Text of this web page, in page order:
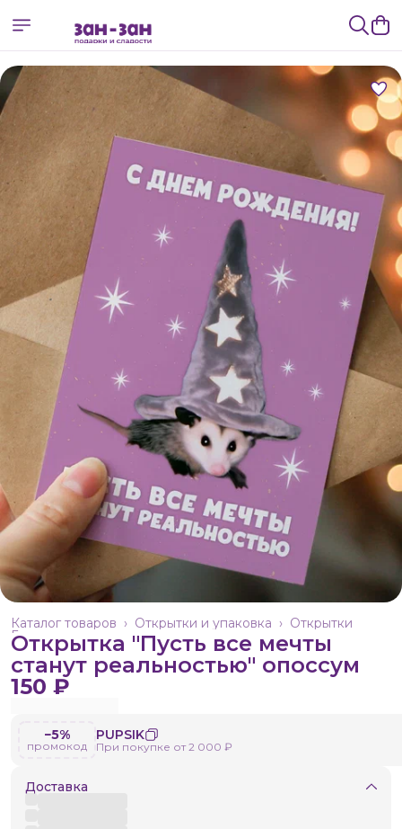
Открытки
Открытки и упаковка ›
Каталог товаров ›
Главная
Открытка "Пусть все мечты
станут реальностью" опоссум
150 ₽
−5%
промокод
PUPSIK
При покупке от 2 000 ₽
Доставка